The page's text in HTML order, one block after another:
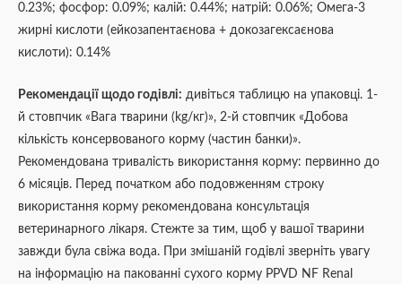
0.23%; фосфор: 0.09%; калій: 0.44%; натрій: 0.06%; Омега-3
жирні кислоти (ейкозапентаєнова + докозагексаєнова
кислоти): 0.14%
Рекомендації щодо годівлі: дивіться таблицю на упаковці. 1-
й стовпчик «Вага тварини (kg/кг)», 2-й стовпчик «Добова
кількість консервованого корму (частин банки)».
Рекомендована тривалість використання корму: первинно до
6 місяців. Перед початком або подовженням строку
використання корму рекомендована консультація
ветеринарного лікаря. Стежте за тим, щоб у вашої тварини
завжди була свіжа вода. При змішаній годівлі зверніть увагу
на інформацію на пакованні сухого корму PPVD NF Renal